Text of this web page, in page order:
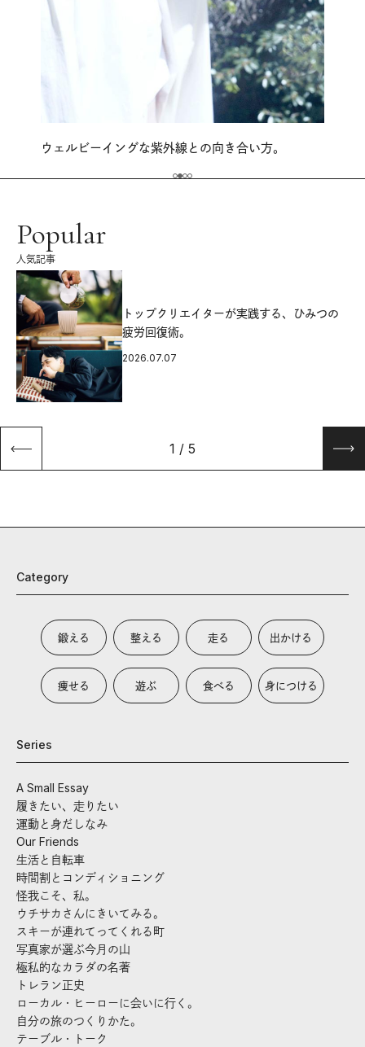
ウェルビーイングな紫外線との向き合い方。
Popular
人気記事
トップクリエイターが実践する、ひみつの
疲労回復術。
2026.07.07
1 / 5
Category
鍛える 整える 走る 出かける
痩せる 遊ぶ 食べる 身につける
Series
A Small Essay
履きたい、走りたい
運動と身だしなみ
Our Friends
生活と自転車
時間割とコンディショニング
怪我こそ、私。
ウチサカさんにきいてみる。
スキーが連れてってくれる町
写真家が選ぶ今月の山
極私的なカラダの名著
トレラン正史
ローカル・ヒーローに会いに行く。
自分の旅のつくりかた。
テーブル・トーク